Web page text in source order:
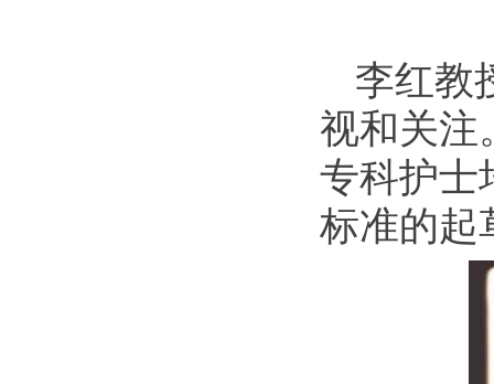
李红教
视和关注
专科护士
标准的起